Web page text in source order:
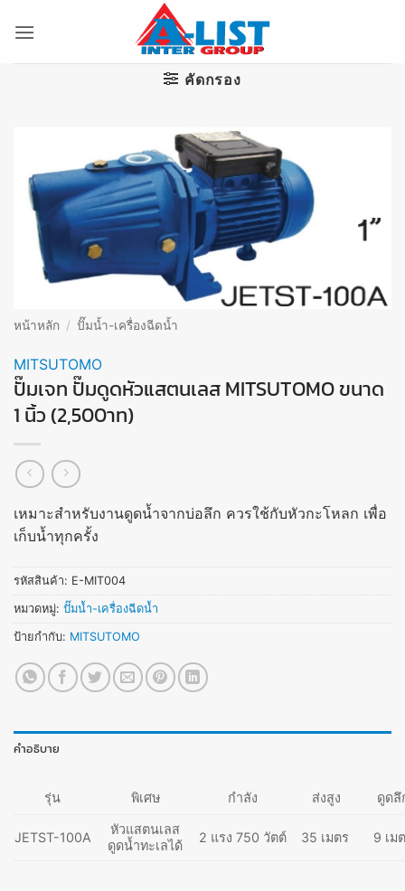
คัดกรอง
หน้าหลัก / ปั๊มน้ำ-เครื่องฉีดน้ำ
MITSUTOMO
ปั๊มเจท ปั๊มดูดหัวแสตนเลส MITSUTOMO ขนาด
1 นิ้ว (2,500าท)
เหมาะสำหรับงานดูดน้ำจากบ่อลึก ควรใช้กับหัวกะโหลก เพื่อ
เก็บน้ำทุกครั้ง
รหัสสินค้า: E-MIT004
หมวดหมู่: ปั๊มน้ำ-เครื่องฉีดน้ำ
ป้ายกำกับ: MITSUTOMO
คำอธิบาย
รุ่น พิเศษ กำลัง ส่งสูง ดูดลึ
JETST-100A
หัวแสตนเลส
ดูดน้ำทะเลได้
2 แรง 750 วัตต์ 35 เมตร 9 เม